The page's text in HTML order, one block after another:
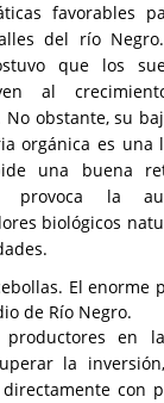
favorables
del río
que los
al
No obstante, su
orgánica es una
una buena
provoca la
biológicos
El enorme
de Río Negro.
productores en
la
con